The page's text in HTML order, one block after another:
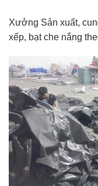
Xưởng Sản xuất,
xếp, bạt che nắng